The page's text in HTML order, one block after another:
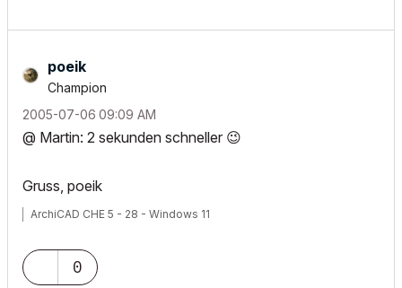
poeik
Champion
‎2005-07-06 09:09 AM
@ Martin: 2 sekunden schneller 😉
Gruss, poeik
ArchiCAD CHE 5 - 28 - Windows 11
0